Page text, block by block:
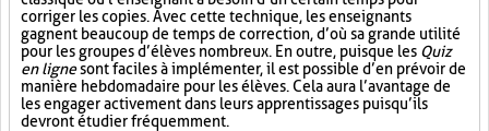
corriger les copies. Avec cette technique, les enseignants
gagnent beaucoup de temps de correction, d’où sa grande utilité
pour les groupes d’élèves nombreux. En outre, puisque les Quiz
en lignesont faciles à implémenter, il est possible d’en prévoir de
manière hebdomadaire pour les élèves. Cela aura l’avantage de
les engager activement dans leurs apprentissages puisqu’ils
devront étudier fréquemment.